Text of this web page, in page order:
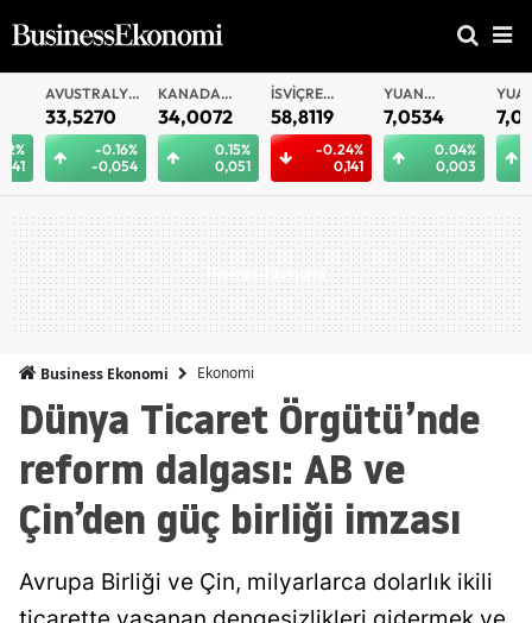
AVUSTRALYA
DOLARI
33,5270
-0.16%
-0,054
KANADA
DOLARI
34,0072
0.15%
0,051
İSVIÇRE
FRANKI
58,8119
-0.24%
YUAN
OFFSHORE
7,0534
0.04%
0,003
YUAN
7,0527
Business Ekonomi Ekonomi
Dünya Ticaret Örgütü’nde
reform dalgası: AB ve
Çin’den güç birliği imzası
Avrupa Birliği ve Çin, milyarlarca dolarlık ikili